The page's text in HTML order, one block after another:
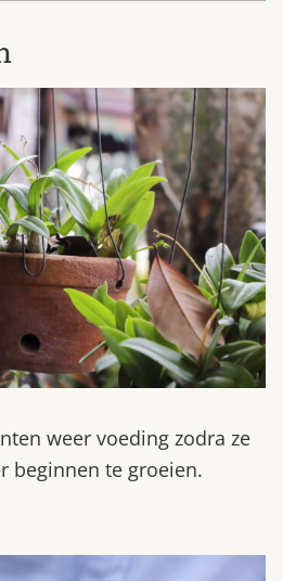
weer voeding zodra ze
beginnen te groeien.